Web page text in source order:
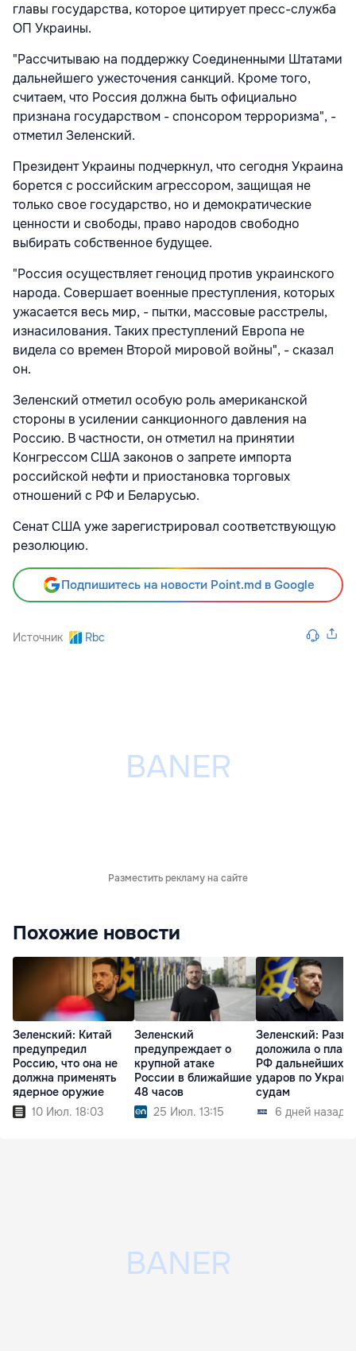
главы государства, которое цитирует пресс-служба
ОП Украины.
"Рассчитываю на поддержку Соединенными Штатами
дальнейшего ужесточения санкций. Кроме того,
считаем, что Россия должна быть официально
признана государством - спонсором терроризма", -
отметил Зеленский.
Президент Украины подчеркнул, что сегодня Украина
борется с российским агрессором, защищая не
только свое государство, но и демократические
ценности и свободы, право народов свободно
выбирать собственное будущее.
"Россия осуществляет геноцид против украинского
народа. Совершает военные преступления, которых
ужасается весь мир, - пытки, массовые расстрелы,
изнасилования. Таких преступлений Европа не
видела со времен Второй мировой войны", - сказал
он.
Зеленский отметил особую роль американской
стороны в усилении санкционного давления на
Россию. В частности, он отметил на принятии
Конгрессом США законов о запрете импорта
российской нефти и приостановка торговых
отношений с РФ и Беларусью.
Сенат США уже зарегистрировал соответствующую
резолюцию.
Подпишитесь на новости Point.md в Google
Источник Rbc
Разместить рекламу на сайте
Похожие новости
Зеленский: Китай
предупредил
Россию, что она не
должна применять
ядерное оружие
10 Июл. 18:03
Зеленский
предупреждает о
крупной атаке
России в ближайшие
48 часов
25 Июл. 13:15
Зеленский:
доложила о
РФ дальнейших
ударов по
судам
6 дней назад